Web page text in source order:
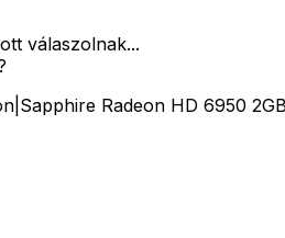
válaszolnak...
Radeon HD 6950